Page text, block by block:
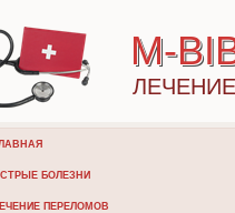
M-
БОЛЕЗНИ
ПЕРЕЛОМОВ